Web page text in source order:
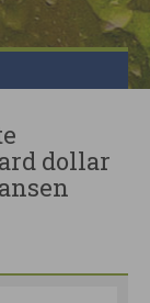
dollar